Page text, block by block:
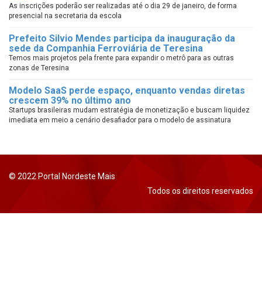
As inscrições poderão ser realizadas até o dia 29 de janeiro, de forma
presencial na secretaria da escola
Prefeito Silvio Mendes participa da inauguração da
sede da Companhia Ferroviária de Teresina
Temos mais projetos pela frente para expandir o metrô para as outras
zonas de Teresina
Modelo SaaS perde espaço, enquanto vendas diretas
crescem 39% no último ano
Startups brasileiras mudam estratégia de monetização e buscam liquidez
imediata em meio a cenário desafiador para o modelo de assinatura
© 2022 Portal Nordeste Mais
Todos os direitos reservados